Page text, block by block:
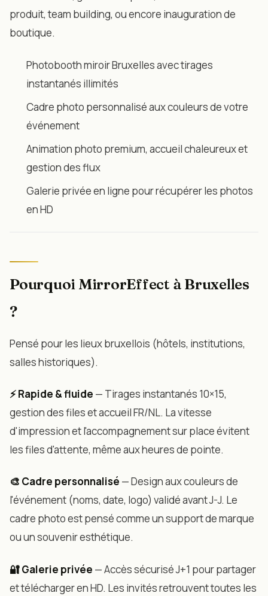
produit, team building, ou encore inauguration de
boutique.
Photobooth miroir Bruxelles avec tirages
instantanés illimités
Cadre photo personnalisé aux couleurs de votre
événement
Animation photo premium, accueil chaleureux et
gestion des flux
Galerie privée en ligne pour récupérer les photos
en HD
Pourquoi MirrorEffect à Bruxelles
?
Pensé pour les lieux bruxellois (hôtels, institutions,
salles historiques).
⚡ Rapide & fluide — Tirages instantanés 10×15,
gestion des files et accueil FR/NL. La vitesse
d'impression et l'accompagnement sur place évitent
les files d'attente, même aux heures de pointe.
🎨 Cadre personnalisé — Design aux couleurs de
l'événement (noms, date, logo) validé avant J-J. Le
cadre photo est pensé comme un support de marque
ou un souvenir esthétique.
🔐 Galerie privée — Accès sécurisé J+1 pour partager
et télécharger en HD. Les invités retrouvent toutes les